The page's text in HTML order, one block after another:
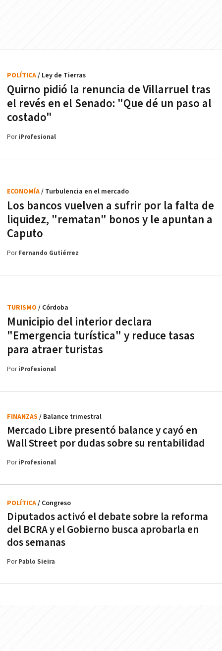
Quirno pidió la renuncia de Villarruel tras
el revés en el Senado: "Que dé un paso al
costado"
POLÍTICA/ Ley de Tierras
PoriProfesional
Los bancos vuelven a sufrir por la falta de
liquidez, "rematan" bonos y le apuntan a
Caputo
ECONOMÍA/ Turbulencia en el mercado
PorFernando Gutiérrez
Municipio del interior declara
"Emergencia turística" y reduce tasas
para atraer turistas
TURISMO / Córdoba
PoriProfesional
Mercado Libre presentó balance y cayó en
Wall Street por dudas sobre su rentabilidad
FINANZAS / Balance trimestral
PoriProfesional
Diputados activó el debate sobre la reforma
del BCRA y el Gobierno busca aprobarla en
dos semanas
POLÍTICA/ Congreso
PorPablo Sieira